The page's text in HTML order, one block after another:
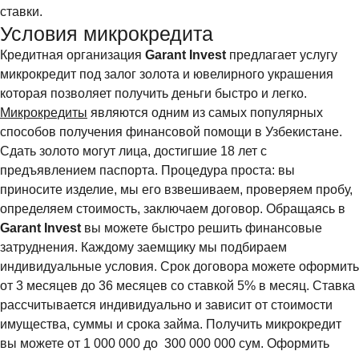
ставки.
Условия микрокредита
Кредитная организация Garant Invest предлагает услугу
микрокредит под залог золота и ювелирного украшения
которая позволяет получить деньги быстро и легко.
Микрокредиты являются одним из самых популярных
способов получения финансовой помощи в Узбекистане.
Сдать золото могут лица, достигшие 18 лет с
предъявлением паспорта. Процедура проста: вы
приносите изделие, мы его взвешиваем, проверяем пробу,
определяем стоимость, заключаем договор. Обращаясь в
Garant Invest вы можете быстро решить финансовые
затруднения. Каждому заемщику мы подбираем
индивидуальные условия. Срок договора можете оформить
от 3 месяцев до 36 месяцев со ставкой 5% в месяц. Ставка
рассчитывается индивидуально и зависит от стоимости
имущества, суммы и срока займа. Получить микрокредит
вы можете от 1 000 000 до 300 000 000 сум. Оформить